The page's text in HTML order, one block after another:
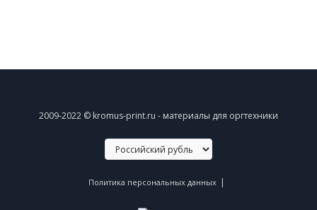
2009-2022 © kromus-print.ru - материалы для оргтехники
Политика персональных данных |